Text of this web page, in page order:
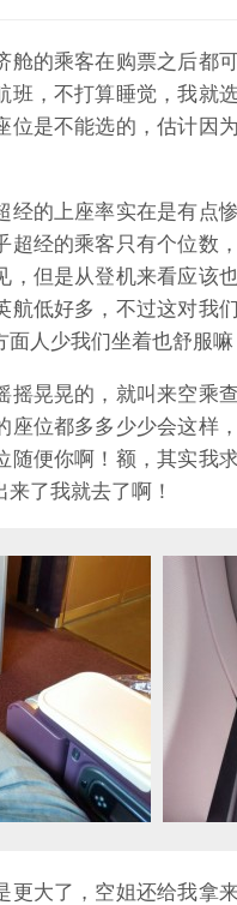
舱的乘客在购票之后都
班，不打算睡觉，我就
位是不能选的，估计因
经的上座率实在是有点
超经的乘客只有个位数
，但是从登机来看应该
航低好多，不过这对我
人少我们坐着也舒服嘛
摇晃晃的，就叫来空乘
座位都多多少少会这样
随便你啊！额，其实我
了我就去了啊！
大了，空姐还给我拿